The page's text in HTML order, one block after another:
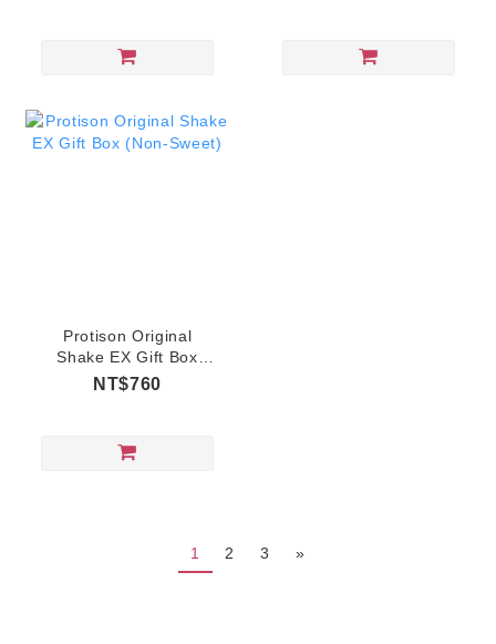
Protison Original
Shake EX Gift Box
(Non-Sweet)
NT$760
1 2 3 »